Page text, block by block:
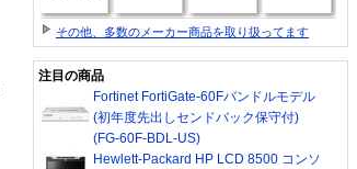
その他、多数のメーカー商品を取り扱ってます
注目の商品
Fortinet FortiGate-60Fバンドルモデル
(初年度先出しセンドバック保守付)
(FG-60F-BDL-US)
Hewlett-Packard HP LCD 8500 コンソ